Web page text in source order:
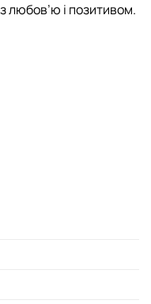
любов’ю і позитивом.